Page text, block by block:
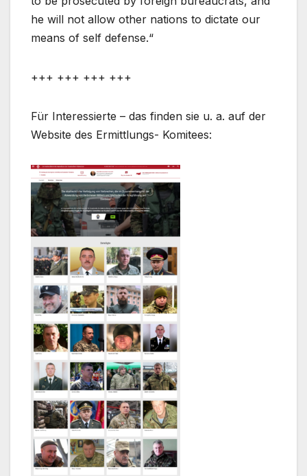
he will not allow other nations to dictate our
means of self defense.“
+++ +++ +++ +++
Für Interessierte – das finden sie u. a. auf der
Website des Ermittlungs- Komitees: